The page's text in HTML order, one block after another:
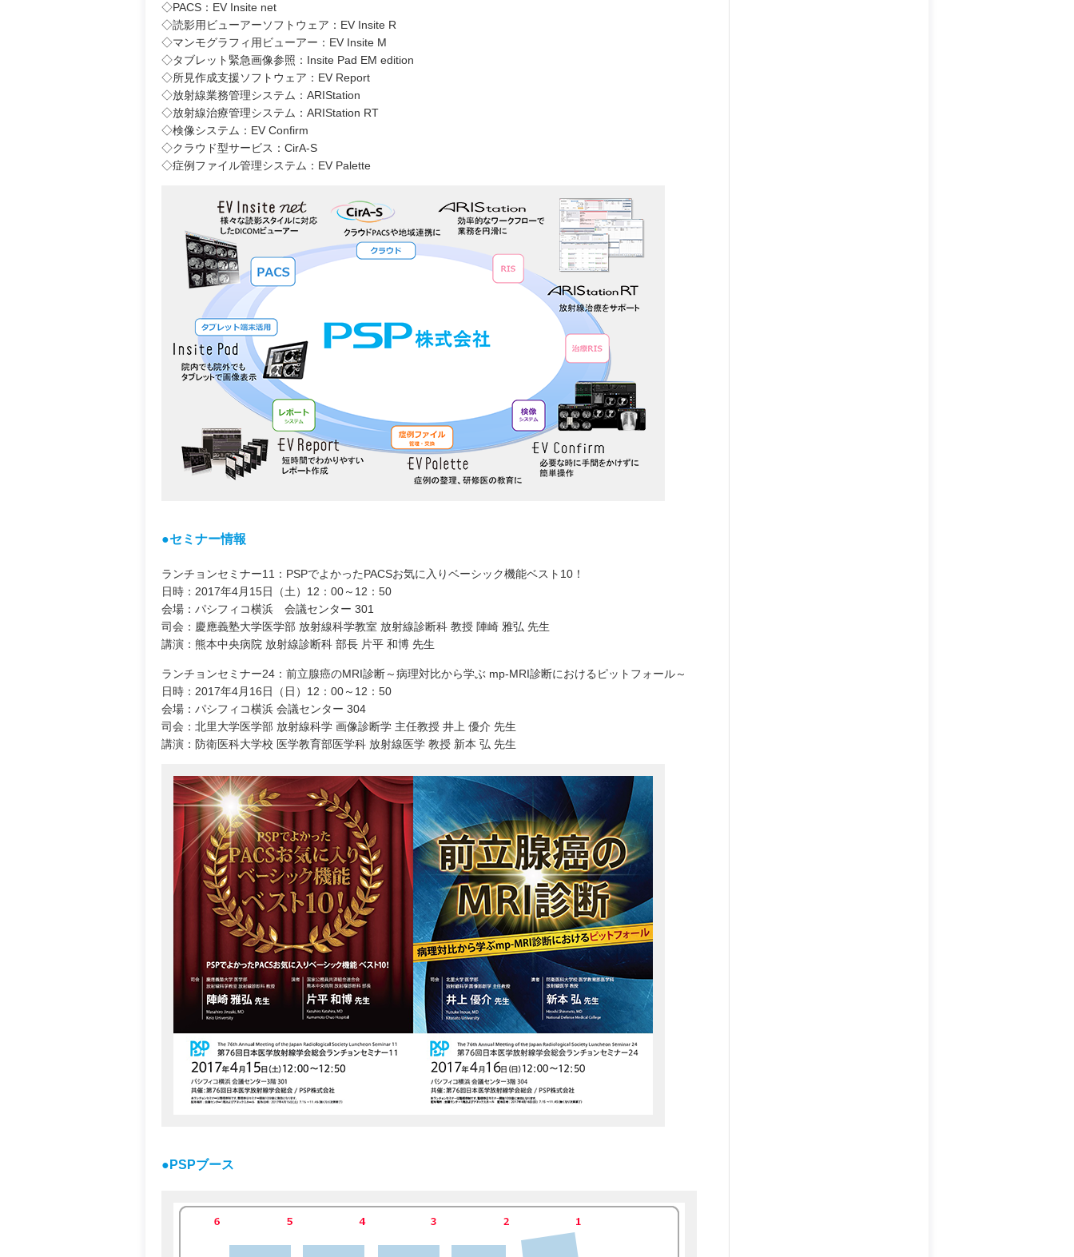
◇PACS：EV Insite net
◇読影用ビューアーソフトウェア：EV Insite R
◇マンモグラフィ用ビューアー：EV Insite M
◇タブレット緊急画像参照：Insite Pad EM edition
◇所見作成支援ソフトウェア：EV Report
◇放射線業務管理システム：ARIStation
◇放射線治療管理システム：ARIStation RT
◇検像システム：EV Confirm
◇クラウド型サービス：CirA-S
◇症例ファイル管理システム：EV Palette
●セミナー情報
ランチョンセミナー11：PSPでよかったPACSお気に入りベーシック機能ベスト10！
日時：2017年4月15日（土）12：00～12：50
会場：パシフィコ横浜 会議センター 301
司会：慶應義塾大学医学部 放射線科学教室 放射線診断科 教授 陣崎 雅弘 先生
講演：熊本中央病院 放射線診断科 部長 片平 和博 先生
ランチョンセミナー24：前立腺癌のMRI診断～病理対比から学ぶ mp-MRI診断におけるピットフォール～
日時：2017年4月16日（日）12：00～12：50
会場：パシフィコ横浜 会議センター 304
司会：北里大学医学部 放射線科学 画像診断学 主任教授 井上 優介 先生
講演：防衛医科大学校 医学教育部医学科 放射線医学 教授 新本 弘 先生
●PSPブース